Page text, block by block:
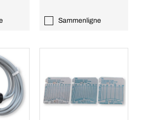
Sammenligne